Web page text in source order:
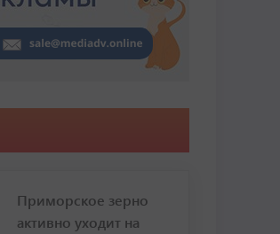
Приморское зерно
активно уходит на